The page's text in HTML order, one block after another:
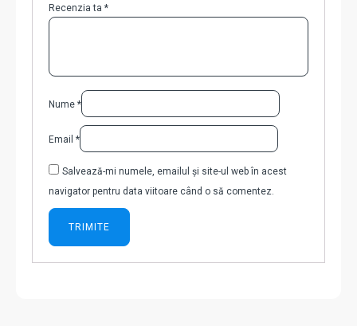
Recenzia ta *
Nume *
Email *
Salvează-mi numele, emailul și site-ul web în acest
navigator pentru data viitoare când o să comentez.